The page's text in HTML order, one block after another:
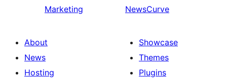
Marketing
NewsCurve
About
News
Hosting
Showcase
Themes
Plugins